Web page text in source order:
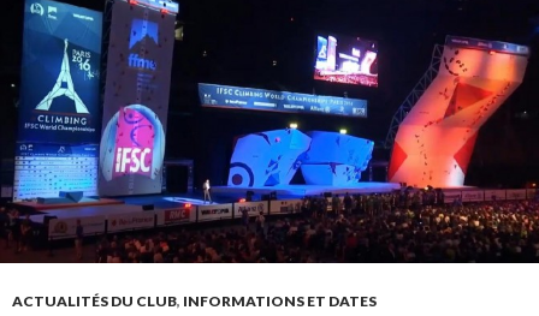
ACTUALITÉS DU CLUB, INFORMATIONS ET DATES